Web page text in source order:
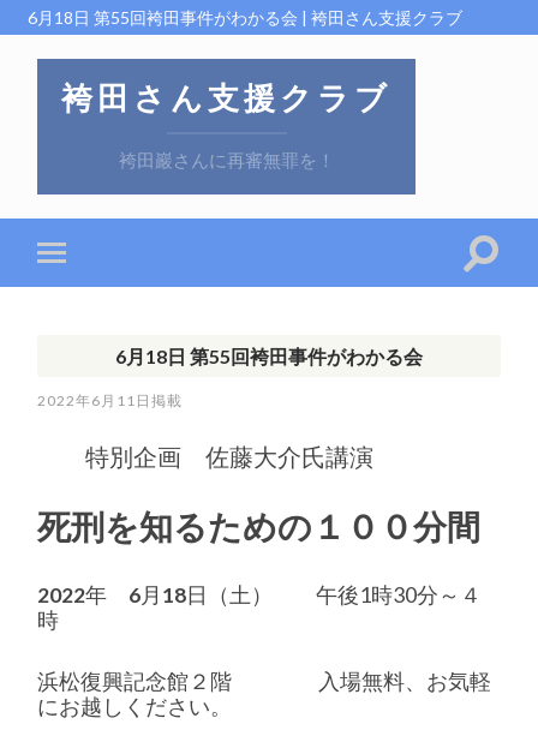
6月18日 第55回袴田事件がわかる会 | 袴田さん支援クラブ
袴田さん支援クラブ
袴田巖さんに再審無罪を！
6月18日 第55回袴田事件がわかる会
2022年6月11日
特別企画 佐藤大介氏講演
死刑を知るための１００分間
2022年 6月 18日（土） 午後1時30分～４
時
浜松復興記念館２階 入場無料、お気軽
にお越しください。